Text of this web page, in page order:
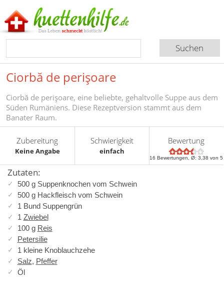
Ciorbă de perişoare
Ciorbă de perişoare, eine beliebte, gehaltvolle Suppe aus dem
Süden Rumäniens. Diese Rezeptversion stammt aus dem
Banater Raum.
Zubereitung
Keine Angabe
Schwierigkeit
einfach
Bewertung
16 Bewertungen, Ø:3,38 von 5
Zutaten:
500 g Suppenknochen vom Schwein
500 g Hackfleisch vom Schwein
1 Bund Suppengrün
1 Zwiebel
100 g Reis
Petersilie
1 kleine Knoblauchzehe
Salz, Pfeffer
Öl